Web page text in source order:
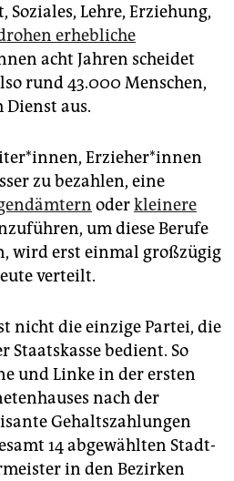
Soziales, Lehre, Erziehung,
erhebliche
acht Jahren scheidet
rund 43.000 Menschen,
aus.
Er­zie­he­r*in­nen
zu bezahlen, eine
oderkleinere
um diese Berufe
wird erst einmal großzügig
verteilt.
nicht die einzige Partei, die
Staatskasse bedient. So
und Linke in der ersten
nach der
Gehaltszahlungen
14 abgewählten Stadt­
in den Bezirken